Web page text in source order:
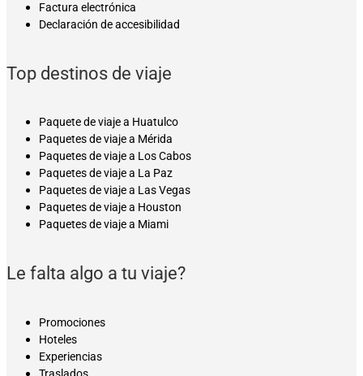
Factura electrónica
Declaración de accesibilidad
Top destinos de viaje
Paquete de viaje a Huatulco
Paquetes de viaje a Mérida
Paquetes de viaje a Los Cabos
Paquetes de viaje a La Paz
Paquetes de viaje a Las Vegas
Paquetes de viaje a Houston
Paquetes de viaje a Miami
Le falta algo a tu viaje?
Promociones
Hoteles
Experiencias